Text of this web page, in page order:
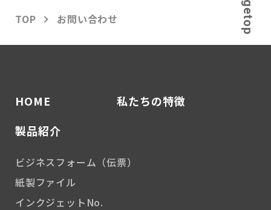
TOP お問い合わせ
HOME
私たちの特徴
製品紹介
ビジネスフォーム（伝票）
紙製ファイル
インクジェットNo.